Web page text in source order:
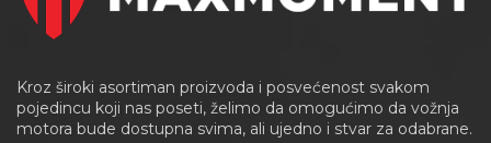
Kroz široki asortiman proizvoda i posvećenost svakom
pojedincu koji nas poseti, želimo da omogućimo da vožnja
motora bude dostupna svima, ali ujedno i stvar za odabrane.